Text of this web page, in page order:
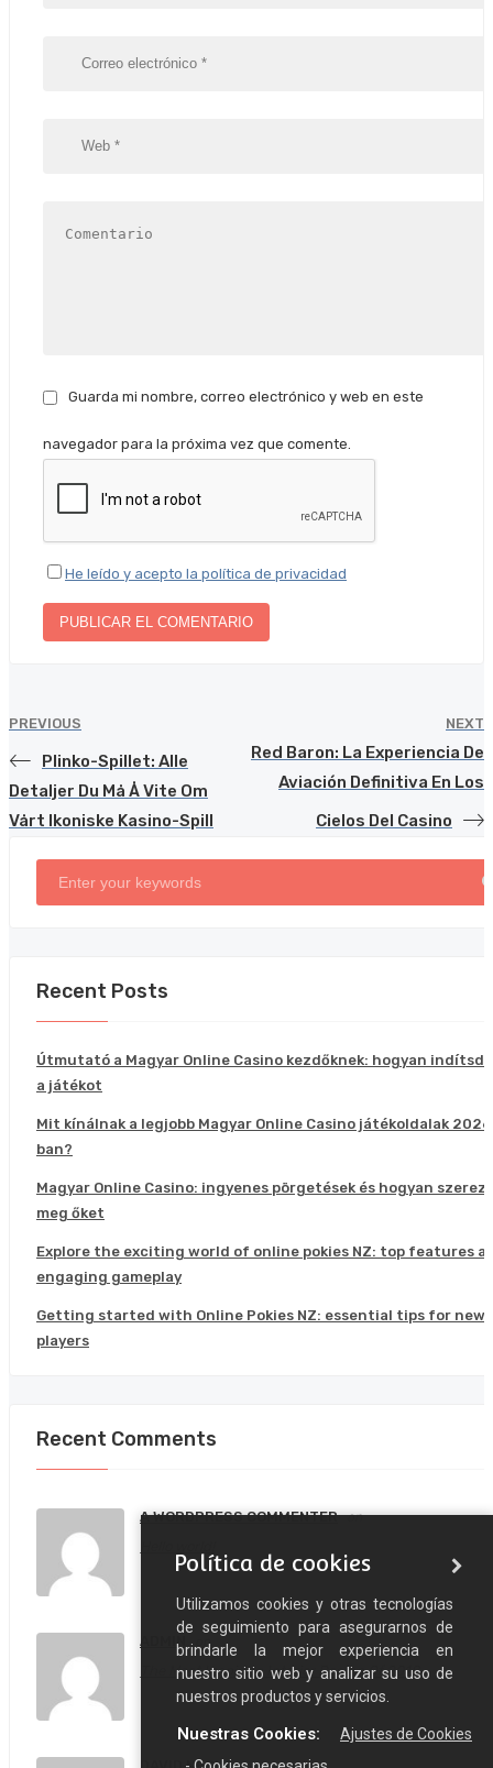
Guarda mi nombre, correo electrónico y web en este
navegador para la próxima vez que comente.
He leído y acepto la política de privacidad
PREVIOUS
Plinko-Spillet: Alle
Detaljer Du Må Å Vite Om
Vårt Ikoniske Kasino-Spill
NEXT
Red Baron: La Experiencia De
Aviación Definitiva En Los
Cielos Del Casino
Recent Posts
Útmutató a Magyar Online Casino kezdőknek: hogyan indítsd
a játékot
Mit kínálnak a legjobb Magyar Online Casino játékoldalak
ban?
Magyar Online Casino: ingyenes pörgetések és hogyan
meg őket
Explore the exciting world of online pokies NZ: top features
engaging gameplay
Getting started with Online Pokies NZ: essential tips for new
players
Recent Comments
A WORDPRESS COMMENTER on
ADMIN on
The Most Inspiring Interior Design Of 2018
Política de cookies
Utilizamos cookies y otras tecnologías
de seguimiento para asegurarnos de
brindarle la mejor experiencia en
nuestro sitio web y analizar su uso de
nuestros productos y servicios.
Ajustes de Cookies
Nuestras Cookies: